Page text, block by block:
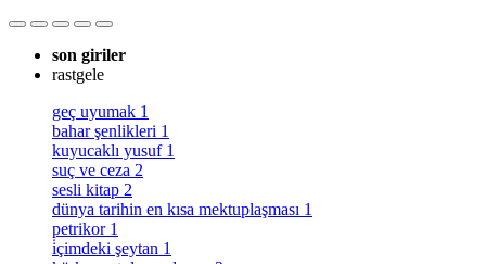
son giriler
rastgele
geç uyumak 1
bahar şenlikleri 1
kuyucaklı yusuf 1
suç ve ceza 2
sesli kitap 2
dünya tarihin en kısa mektuplaşması 1
petrikor 1
i̇çimdeki şeytan 1